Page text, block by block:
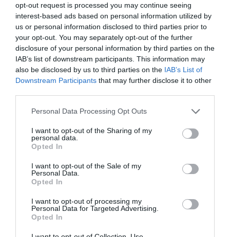
opt-out request is processed you may continue seeing
interest-based ads based on personal information utilized by
us or personal information disclosed to third parties prior to
your opt-out. You may separately opt-out of the further
disclosure of your personal information by third parties on the
IAB’s list of downstream participants. This information may
also be disclosed by us to third parties on the IAB’s List of
Downstream Participants that may further disclose it to other
Please note that this website/app uses one or more Google
not limited to your visit or usage behaviour. You may click to
grant or deny consent to Google and its third-party tags to
use your data for below specified purposes in below Google
consent section.
Personal Data Processing Opt Outs
I want to opt-out of the Sharing of my
personal data.
Opted In
I want to opt-out of the Sale of my
Personal Data.
Opted In
I want to opt-out of processing my
Personal Data for Targeted Advertising.
Opted In
Berlino 2006, una notte da campioni del mondo
18 Luglio 2026
15 Luglio 2026